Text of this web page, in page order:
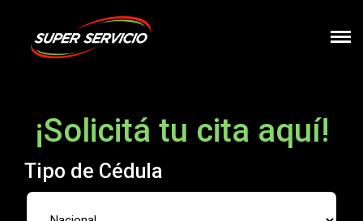
¡Solicitá tu cita aquí!
Tipo de Cédula